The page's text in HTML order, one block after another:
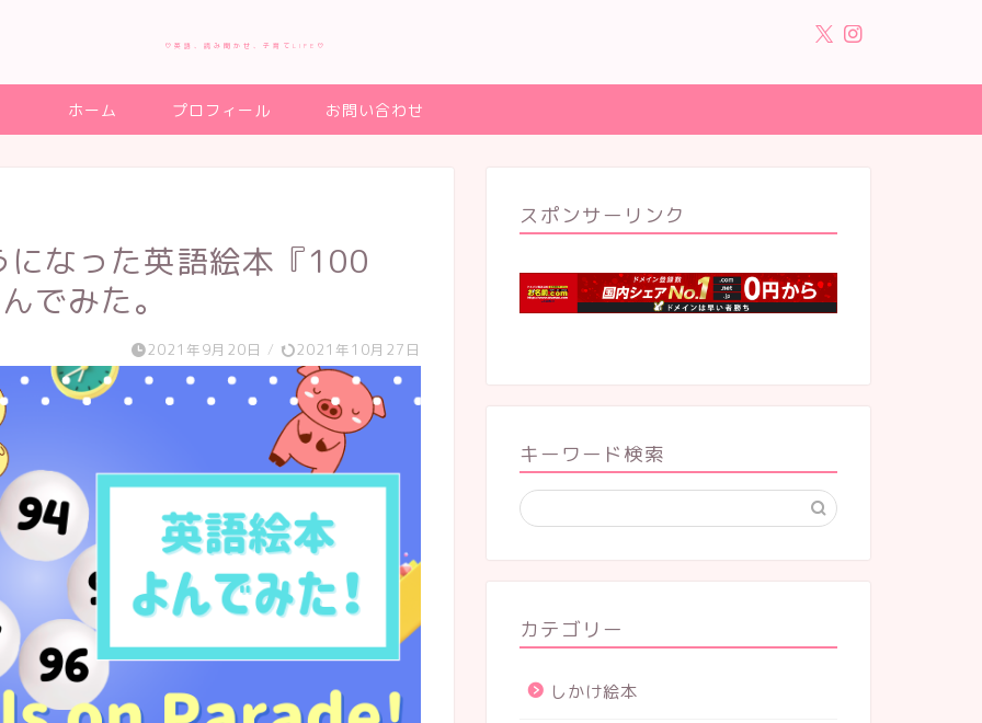
♡英語、読み聞かせ、子育てLIFE♡
ホーム プロフィール お問い合わせ
なった英語絵本『100
でみた。
2021年9月20日 / 2021年10月27日
スポンサーリンク
キーワード検索
カテゴリー
しかけ絵本